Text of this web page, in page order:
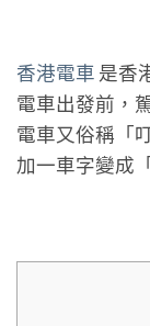
香港電車 是香
電車出發前，
電車又俗稱「
加一車字變成